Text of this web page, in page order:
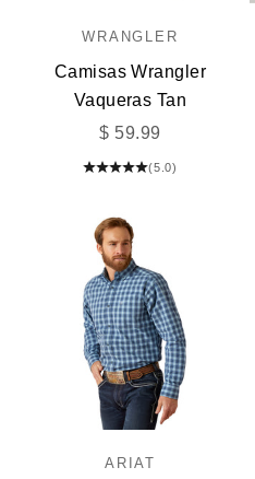
WRANGLER
Camisas Wrangler
Vaqueras Tan
Precio de oferta
$ 59.99
(5.0)
ARIAT